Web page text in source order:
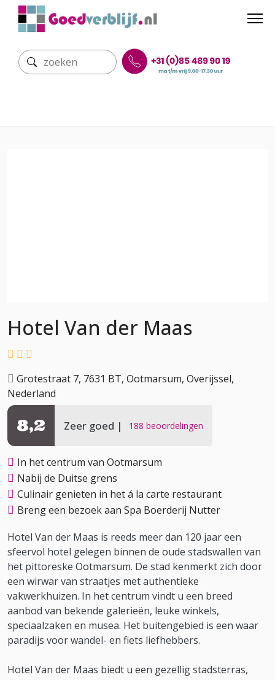
Hotel Van der Maas
Grotestraat 7, 7631 BT, Ootmarsum, Overijssel,
Nederland
Zeer goed 188 beoordelingen
8,2
In het centrum van Ootmarsum
Nabij de Duitse grens
Culinair genieten in het á la carte restaurant
Breng een bezoek aan Spa Boerderij Nutter
Hotel Van der Maas is reeds meer dan 120 jaar een
sfeervol hotel gelegen binnen de oude stadswallen van
het pittoreske Ootmarsum. De stad kenmerkt zich door
een wirwar van straatjes met authentieke
vakwerkhuizen. In het centrum vindt u een breed
aanbod van bekende galerieën, leuke winkels,
speciaalzaken en musea. Het buitengebied is een waar
paradijs voor wandel- en fiets liefhebbers.
Hotel Van der Maas biedt u een gezellig stadsterras,